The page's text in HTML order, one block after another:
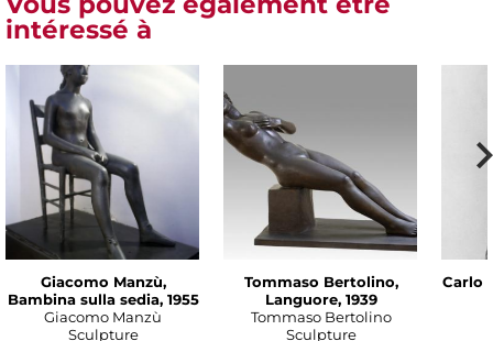
intéressé à
Giacomo Manzù,
Bambina sulla sedia, 1955
Giacomo Manzù
Sculpture
Tommaso Bertolino,
Languore, 1939
Tommaso Bertolino
Sculpture
Carlo